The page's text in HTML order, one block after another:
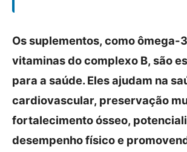
Os suplementos, como ômega-
vitaminas do complexo B, são
para a saúde. Eles ajudam na
cardiovascular, preservação
fortalecimento ósseo,
desempenho físico e